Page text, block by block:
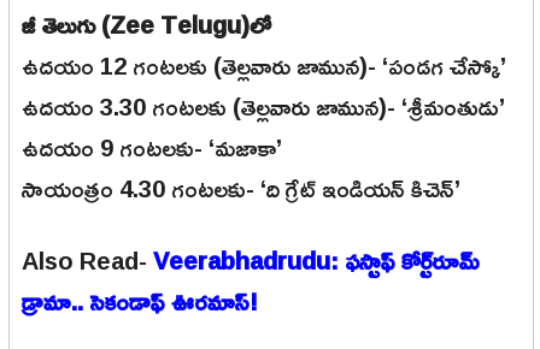
జీ తెలుగు (Zee Telugu)లో
ఉదయం 12 గంటలకు (తెల్లవారు జామున)- ‘పండగ చేస్కో’
ఉదయం 3.30 గంటలకు (తెల్లవారు జామున)- ‘శ్రీమంతుడు’
ఉదయం 9 గంటలకు- ‘మజాకా’
సాయంత్రం 4.30 గంటలకు- ‘ది గ్రేట్ ఇండియన్ కిచెన్’
Also Read-Veerabhadrudu: ఫస్టాఫ్ కోర్ట్‌రూమ్
డ్రామా.. సెకండాఫ్ ఊరమాస్!